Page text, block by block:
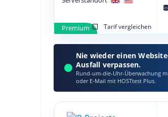
Premium Tarif vergleichen
Nie wieder einen
Ausfall verpassen.
Rund-um-die-Uhr-Überwachung
oder E‑Mail mit HOSTtest Plus.